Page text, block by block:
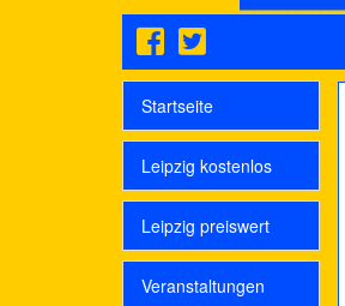
Startseite
Leipzig kostenlos
Leipzig preiswert
Veranstaltungen